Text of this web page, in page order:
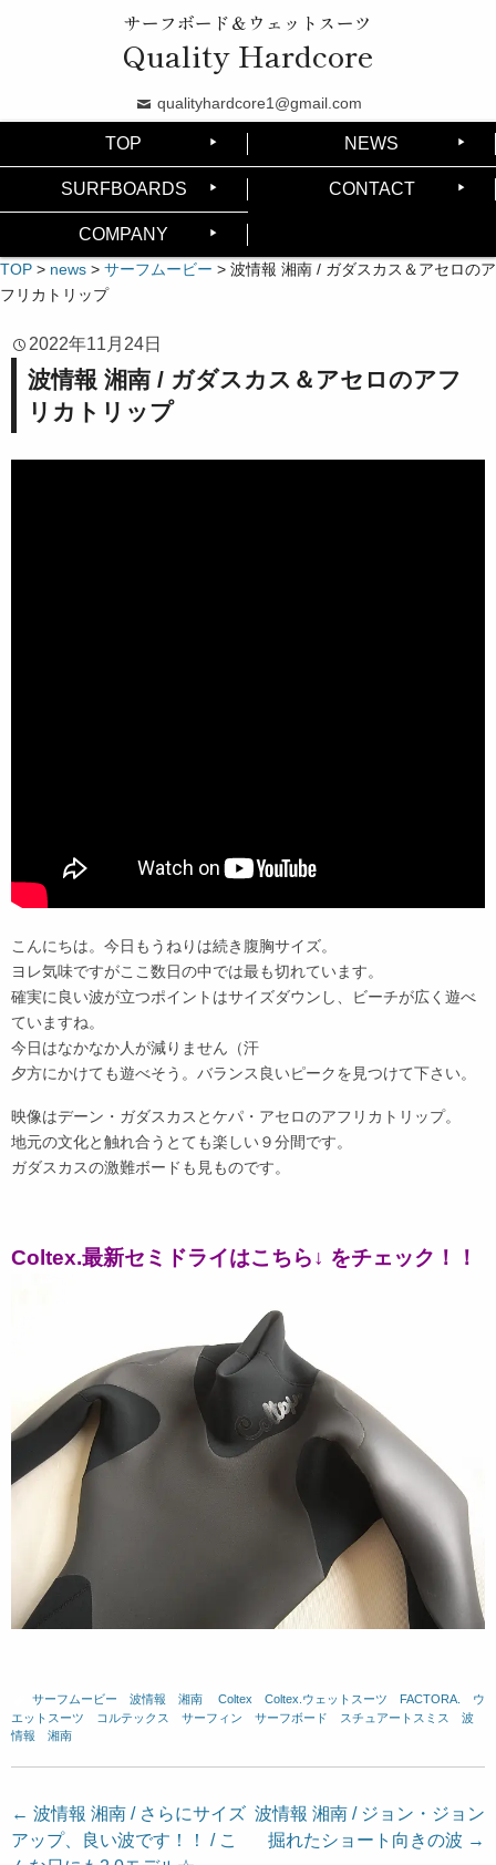
サーフボード＆ウェットスーツ
Quality Hardcore
qualityhardcore1@gmail.com
TOP NEWS
SURFBOARDS CONTACT
COMPANY
TOP > news > サーフムービー > 波情報 湘南 / ガダスカス＆アセロのア
フリカトリップ
2022年11月24日
波情報 湘南 / ガダスカス＆アセロのアフ
リカトリップ
こんにちは。今日もうねりは続き腹胸サイズ。
ヨレ気味ですがここ数日の中では最も切れています。
確実に良い波が立つポイントはサイズダウンし、ビーチが広く遊べ
ていますね。
今日はなかなか人が減りません（汗
夕方にかけても遊べそう。バランス良いピークを見つけて下さい。
映像はデーン・ガダスカスとケパ・アセロのアフリカトリップ。
地元の文化と触れ合うとても楽しい９分間です。
ガダスカスの激難ボードも見ものです。
Coltex.最新セミドライはこちら↓ をチェック！！
サーフムービー 波情報 湘南 Coltex Coltex.ウェットスーツ FACTORA.
ウ
エットスーツ
コルテックス サーフィン サーフボード スチュアートスミス
波
情報 湘南
投
稿
← 波情報 湘南 / さらにサイズ
アップ、良い波です！！ / こ
波情報 湘南 / ジョン・ジョン
掘れたショート向きの波 →